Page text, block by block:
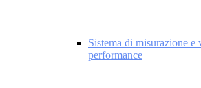
Sistema di misurazione e
performance